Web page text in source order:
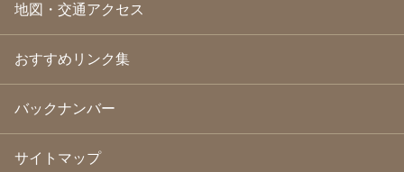
2008年9月(24)
2008年8月(24)
2008年7月
(23)
2008年6月(23)
2008年5月(21)
2008年4月(22)
2008年1月 (23)
地図・交通アクセス
おすすめリンク集
バックナンバー
サイトマップ